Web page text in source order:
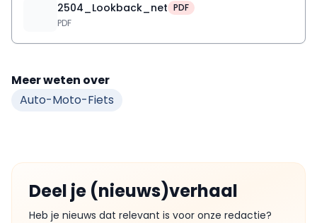
2504_Lookback_net PDF
PDF
Meer weten over
Auto-Moto-Fiets
Deel je (nieuws)verhaal
Heb je nieuws dat relevant is voor onze redactie?